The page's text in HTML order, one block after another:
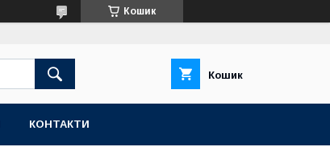
Кошик
Кошик
КОНТАКТИ